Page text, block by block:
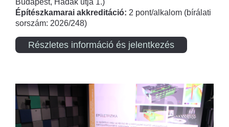
Építészkamarai akkreditáció: 2 pont/alkalom (bírálati
sorszám: 2026/248)
Részletes információ és jelentkezés